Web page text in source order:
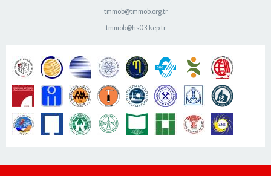
tmmob@tmmob.org.tr
tmmob@hs03.kep.tr